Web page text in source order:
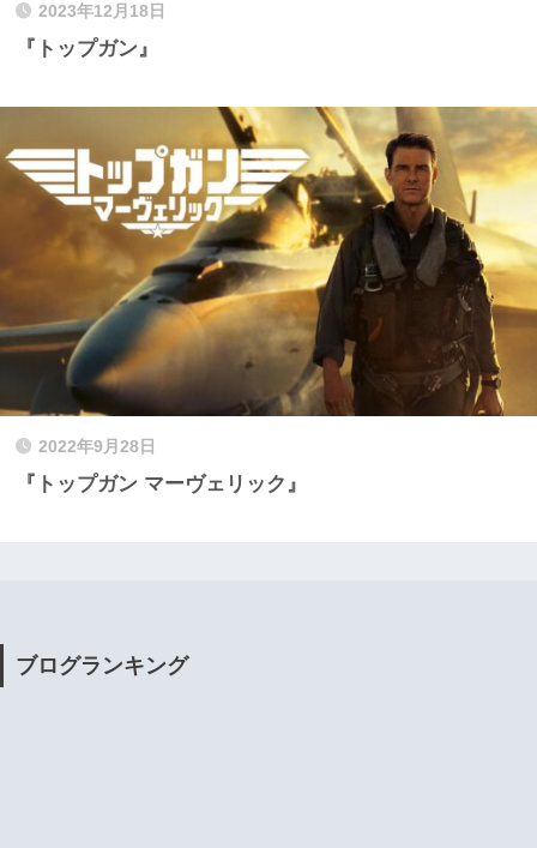
2023年12月18日
『トップガン』
2022年9月28日
『トップガン マーヴェリック』
ブログランキング